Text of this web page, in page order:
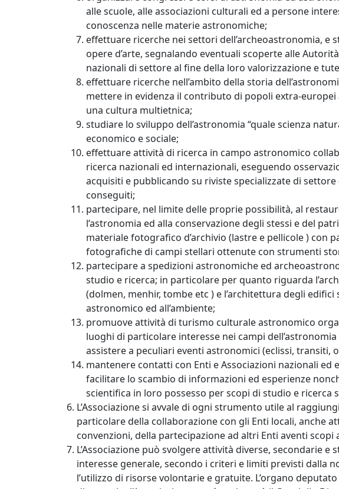
alle scuole, alle associazioni culturali ed a persone
conoscenza nelle materie astronomiche;
effettuare ricerche nei settori dell’archeoastronomia,
opere d’arte, segnalando eventuali scoperte alle
nazionali di settore al fine della loro valorizzazione e
effettuare ricerche nell’ambito della storia
mettere in evidenza il contributo di popoli extra-
una cultura multietnica;
studiare lo sviluppo dell’astronomia “quale scienza
economico e sociale;
effettuare attività di ricerca in campo astronomico
ricerca nazionali ed internazionali, eseguendo
acquisiti e pubblicando su riviste specializzate di
conseguiti;
partecipare, nel limite delle proprie possibilità, al
l’astronomia ed alla conservazione degli stessi e del
materiale fotografico d’archivio (lastre e pellicole ) con
fotografiche di campi stellari ottenute con strumenti
partecipare a spedizioni astronomiche ed
studio e ricerca; in particolare per quanto riguarda
(dolmen, menhir, tombe etc ) e l’architettura degli
astronomico ed all’ambiente;
promuove attività di turismo culturale astronomico
luoghi di particolare interesse nei campi
assistere a peculiari eventi astronomici (eclissi, transiti,
mantenere contatti con Enti e Associazioni nazionali
facilitare lo scambio di informazioni ed esperienze
scientifica in loro possesso per scopi di studio e ricerca
L’Associazione si avvale di ogni strumento utile al
particolare della collaborazione con gli Enti locali, anche
convenzioni, della partecipazione ad altri Enti aventi
L’Associazione può svolgere attività diverse, secondarie
interesse generale, secondo i criteri e limiti previsti dalla
l’utilizzo di risorse volontarie e gratuite. L’organo